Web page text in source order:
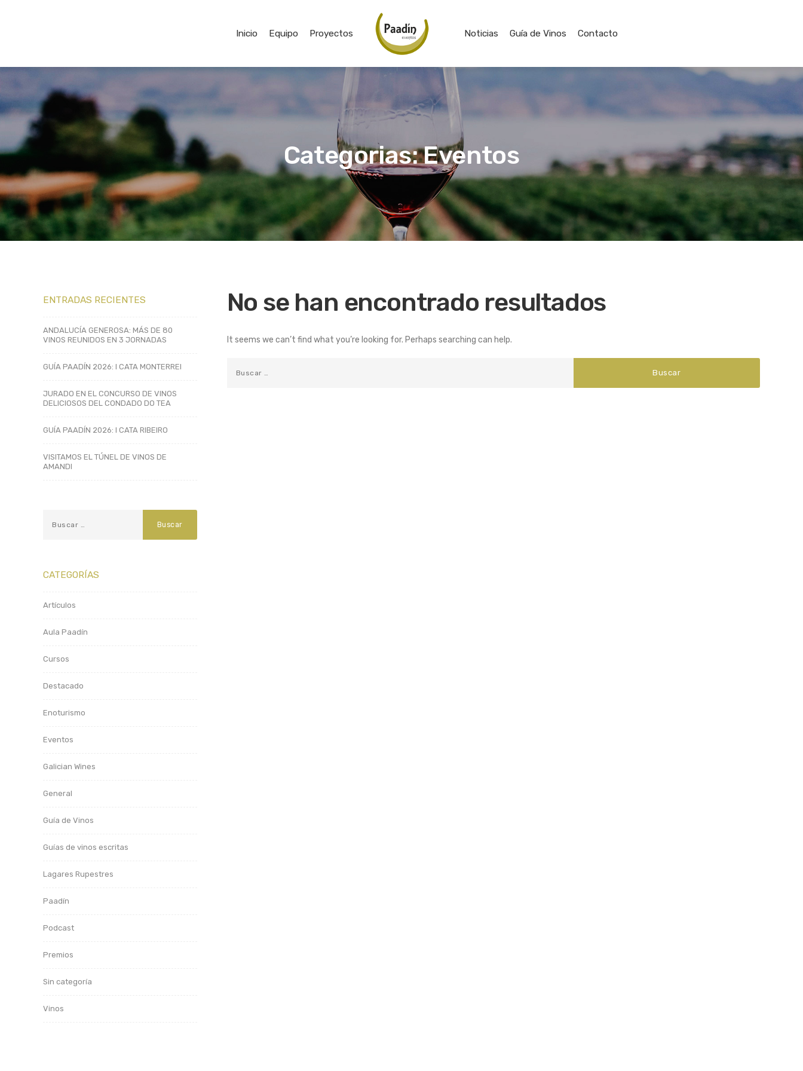
Inicio Equipo Proyectos Noticias Guía de Vinos Contacto
Categorias: Eventos
No se han encontrado resultados
It seems we can’t find what you’re looking for. Perhaps searching can help.
ENTRADAS RECIENTES
ANDALUCÍA GENEROSA: MÁS DE 80
VINOS REUNIDOS EN 3 JORNADAS
GUÍA PAADÍN 2026: I CATA MONTERREI
JURADO EN EL CONCURSO DE VINOS
DELICIOSOS DEL CONDADO DO TEA
GUÍA PAADÍN 2026: I CATA RIBEIRO
VISITAMOS EL TÚNEL DE VINOS DE
AMANDI
CATEGORÍAS
Artículos
Aula Paadín
Cursos
Destacado
Enoturismo
Eventos
Galician Wines
General
Guía de Vinos
Guías de vinos escritas
Lagares Rupestres
Paadín
Podcast
Premios
Sin categoría
Vinos